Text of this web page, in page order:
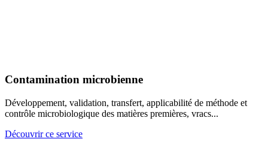
Contamination microbienne
Développement, validation, transfert, applicabilité de méthode et
contrôle microbiologique des matières premières, vracs...
Découvrir ce service